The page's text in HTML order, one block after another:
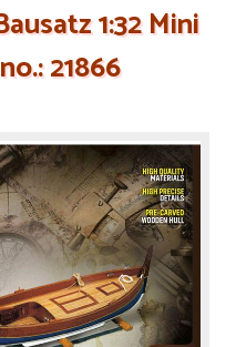
1:32 Mini
21866